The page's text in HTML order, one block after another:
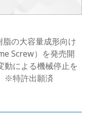
の大容量成形向け
Screw）を発売開
動による機械停止を
※特許出願済